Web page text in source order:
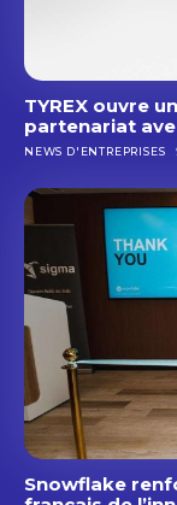
TYREX ouvre
partenariat
NEWS D'ENTREPRISES
Snowflake